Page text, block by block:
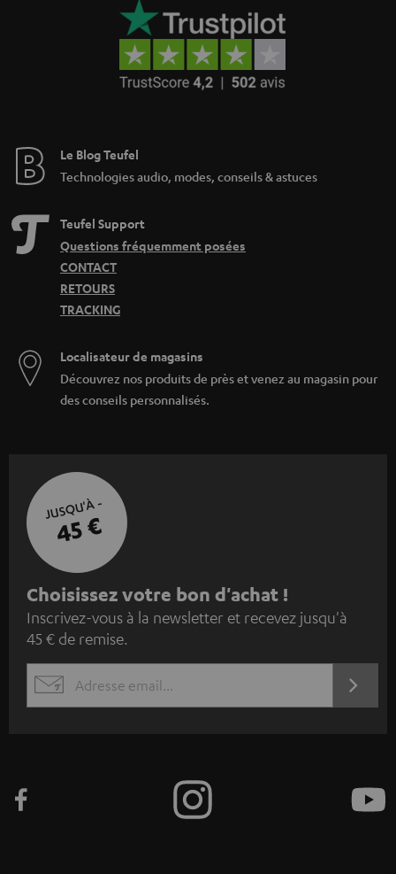
Le Blog Teufel
Technologies audio, modes, conseils & astuces
Teufel Support
Questions fréquemment posées
CONTACT
RETOURS
TRACKING
Localisateur de magasins
Découvrez nos produits de près et venez au magasin pour
des conseils personnalisés.
JUSQU'À -
45 €
I
n
s
c
r
z
Choisissez votre bon d'achat !
Inscrivez-vous à la newsletter et recevez jusqu'à
45 € de remise.
EMAIL